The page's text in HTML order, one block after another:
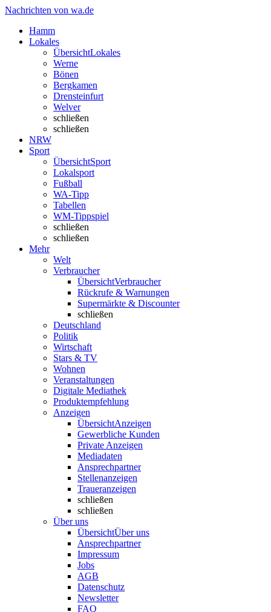
Nachrichten von wa.de
Hamm
Lokales
ÜbersichtLokales
Werne
Bönen
Bergkamen
Drensteinfurt
Welver
schließen
schließen
NRW
Sport
ÜbersichtSport
Lokalsport
Fußball
WA-Tipp
Tabellen
WM-Tippspiel
schließen
schließen
Mehr
Welt
Verbraucher
ÜbersichtVerbraucher
Rückrufe & Warnungen
Supermärkte & Discounter
schließen
Deutschland
Politik
Wirtschaft
Stars & TV
Wohnen
Veranstaltungen
Digitale Mediathek
Produktempfehlung
Anzeigen
ÜbersichtAnzeigen
Gewerbliche Kunden
Private Anzeigen
Mediadaten
Ansprechpartner
Stellenanzeigen
Traueranzeigen
schließen
schließen
Über uns
ÜbersichtÜber uns
Ansprechpartner
Impressum
Jobs
AGB
Datenschutz
Newsletter
FAQ